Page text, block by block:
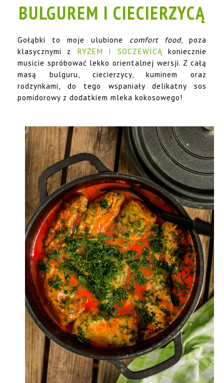
BULGUREM I CIECIERZYCĄ
Gołąbki to moje ulubione comfort food, poza
klasycznymi z RYŻEM I SOCZEWICĄ koniecznie
musicie spróbować lekko orientalnej wersji. Z całą
masą bulguru, ciecierzycy, kuminem oraz
rodzynkami, do tego wspaniały delikatny sos
pomidorowy z dodatkiem mleka kokosowego!